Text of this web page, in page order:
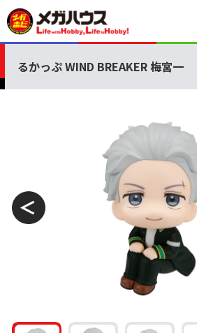
るかっぷ WIND BREAKER 梅宮一